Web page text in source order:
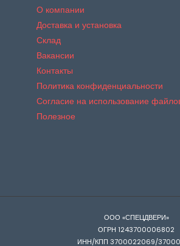
О компании
Доставка и установка
Склад
Вакансии
Контакты
Политика конфиденциальности
Согласие на использование
Полезное
ООО «СПЕЦДВЕРИ»
ОГРН 1243700006802
ИНН/КПП 3700022069/